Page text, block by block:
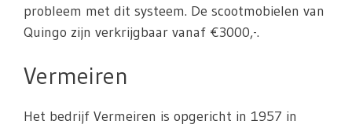
probleem met dit systeem. De scootmobielen van
Quingo zijn verkrijgbaar vanaf €3000,-.
Vermeiren
Het bedrijf Vermeiren is opgericht in 1957 in